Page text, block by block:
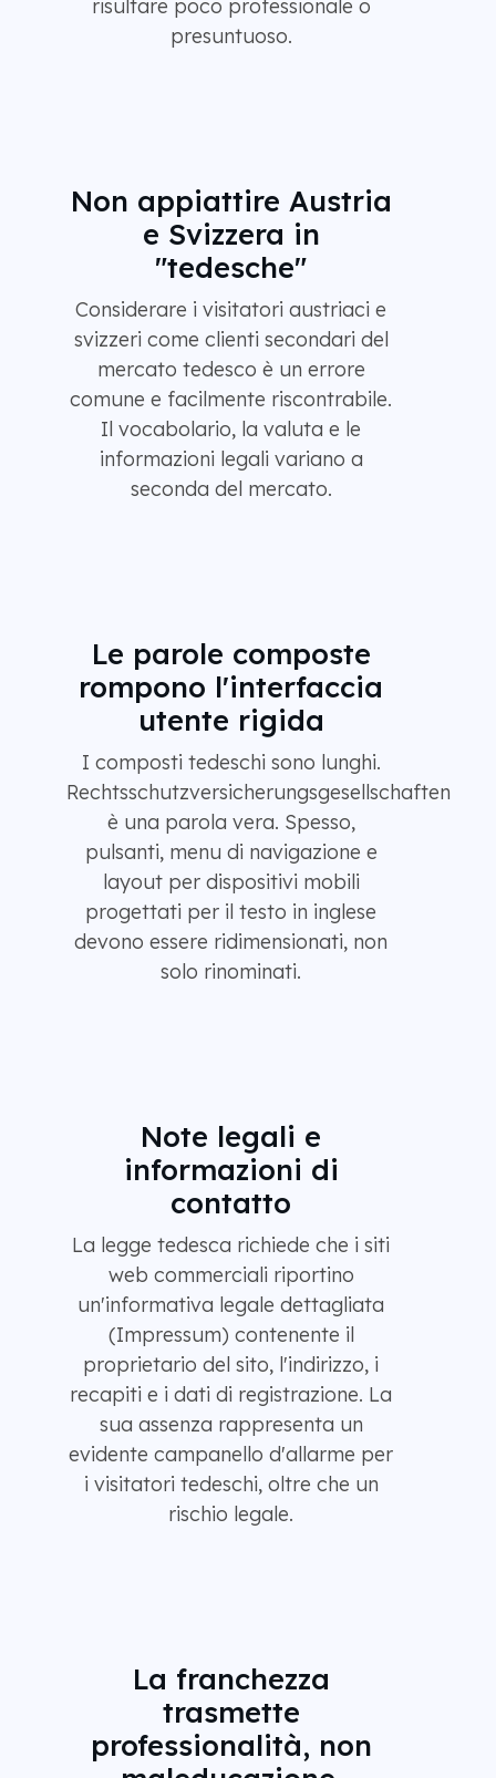
risultare poco professionale o
presuntuoso.
Non appiattire Austria
e Svizzera in
"tedesche"
Considerare i visitatori austriaci e
svizzeri come clienti secondari del
mercato tedesco è un errore
comune e facilmente riscontrabile.
Il vocabolario, la valuta e le
informazioni legali variano a
seconda del mercato.
Le parole composte
rompono l'interfaccia
utente rigida
I composti tedeschi sono lunghi.
Rechtsschutzversicherungsgesellschaften
è una parola vera. Spesso,
pulsanti, menu di navigazione e
layout per dispositivi mobili
progettati per il testo in inglese
devono essere ridimensionati, non
solo rinominati.
Note legali e
informazioni di
contatto
La legge tedesca richiede che i siti
web commerciali riportino
un'informativa legale dettagliata
(Impressum) contenente il
proprietario del sito, l'indirizzo, i
recapiti e i dati di registrazione. La
sua assenza rappresenta un
evidente campanello d'allarme per
i visitatori tedeschi, oltre che un
rischio legale.
La franchezza
trasmette
professionalità, non